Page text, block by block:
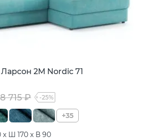
2М Nordic 71
715 ₽ -25%
+35
Ш 170 х В 90